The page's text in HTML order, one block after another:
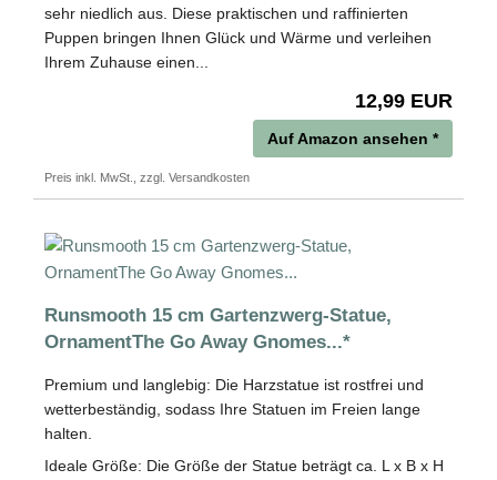
sehr niedlich aus. Diese praktischen und raffinierten
Puppen bringen Ihnen Glück und Wärme und verleihen
Ihrem Zuhause einen...
12,99 EUR
Auf Amazon ansehen *
Preis inkl. MwSt., zzgl. Versandkosten
Runsmooth 15 cm Gartenzwerg-Statue,
OrnamentThe Go Away Gnomes...*
Premium und langlebig: Die Harzstatue ist rostfrei und
wetterbeständig, sodass Ihre Statuen im Freien lange
halten.
Ideale Größe: Die Größe der Statue beträgt ca. L x B x H